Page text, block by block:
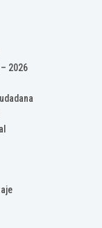
2026